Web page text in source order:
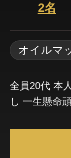
2名
オイルマ
全員20代 本
し 一生懸命